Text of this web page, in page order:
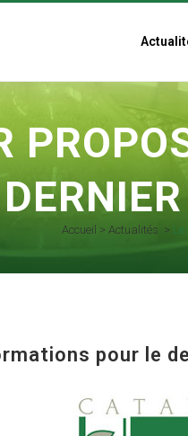
Accueil > Actualités >
pour le